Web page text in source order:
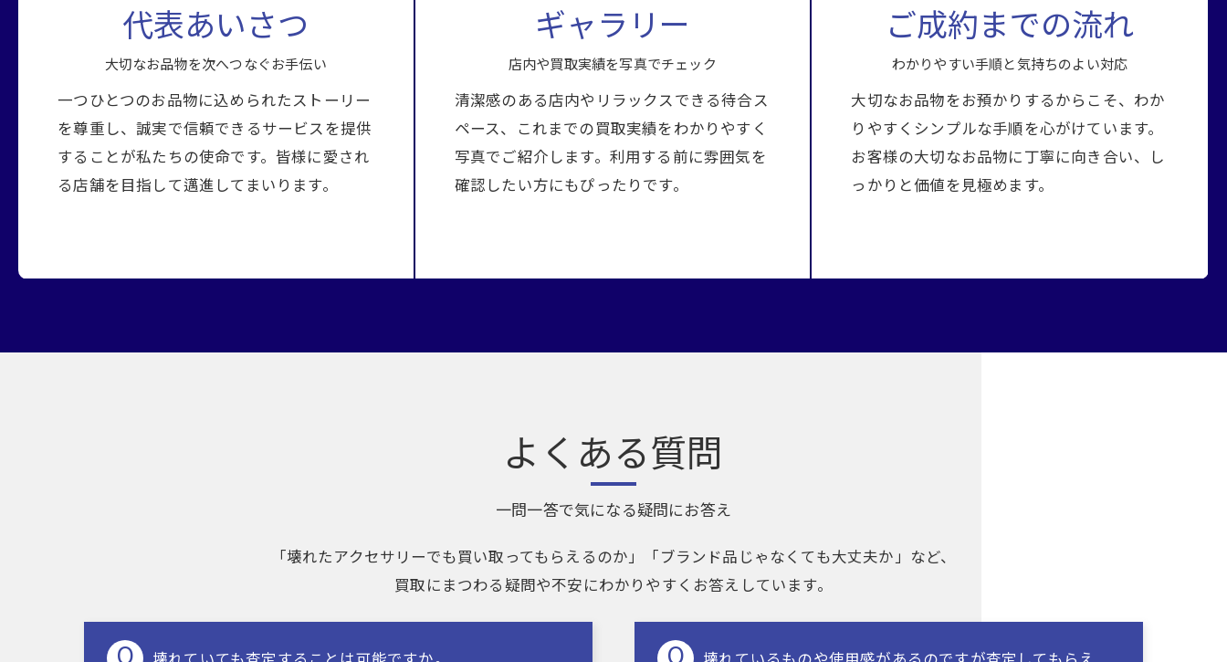
代表あいさつ
大切なお品物を次へつなぐお手伝い
一つひとつのお品物に込められたストーリー
を尊重し、誠実で信頼できるサービスを提供
することが私たちの使命です。皆様に愛され
る店舗を目指して邁進してまいります。
ギャラリー
店内や買取実績を写真でチェック
清潔感のある店内やリラックスできる待合ス
ペース、これまでの買取実績をわかりやすく
写真でご紹介します。利用する前に雰囲気を
確認したい方にもぴったりです。
ご成約までの流れ
わかりやすい手順と気持ちのよい対応
大切なお品物をお預かりするからこそ、わか
りやすくシンプルな手順を心がけています。
お客様の大切なお品物に丁寧に向き合い、し
っかりと価値を見極めます。
よくある質問
一問一答で気になる疑問にお答え
「壊れたアクセサリーでも買い取ってもらえるのか」「ブランド品じゃなくても大丈夫か」など、
買取にまつわる疑問や不安にわかりやすくお答えしています。